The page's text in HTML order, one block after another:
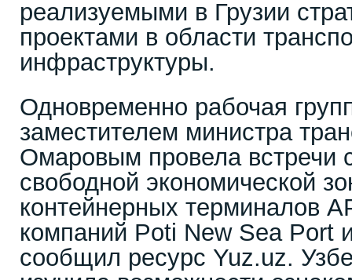
реализуемыми в Грузии
проектами в области
инфраструктуры.
Одновременно рабочая
заместителем министра
Омаровым провела встречи
свободной экономической
контейнерных терминалов
компаний Poti New Sea Port
сообщил ресурс Yuz.uz.